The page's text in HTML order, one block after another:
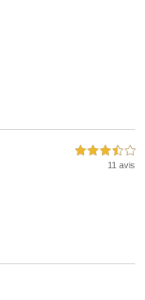
3,5 étoiles sur 5
11 avis